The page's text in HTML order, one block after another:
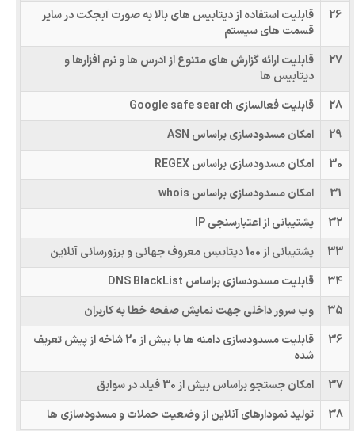
26
قابلیت استفاده از دیتابیس های بالا به صورت آبجکت در سایر
قسمت های سیستم
27
قابلیت ارائه گزارش های متنوع از آدرس ها و نرم افزارها و
دیتابیس ها
28
قابلیت فعالسازی Google safe search
29
امکان مسدودسازی براساس ASN
30
امکان مسدودسازی براساس REGEX
31
امکان مسدودسازی براساس whois
32
پشتیبانی از اعتبارسنجی IP
33
پشتیبانی از 100 دیتابیس معروف جهانی و برزورسانی آنلاین
34
قابلیت مسدودسازی براساس DNS BlackList
35
وب سرور داخلی جهت نمایش صفحه خطا به کاربران
36
قابلیت مسدودسازی دامنه ها با بیش از 20 شاخه از پیش تعریف
شده
37
امکان جستجو براساس بیش از 30 فیلد در سوابق
38
تولید نمودارهای آنلاین از وضعیت حملات و مسدودسازی ها